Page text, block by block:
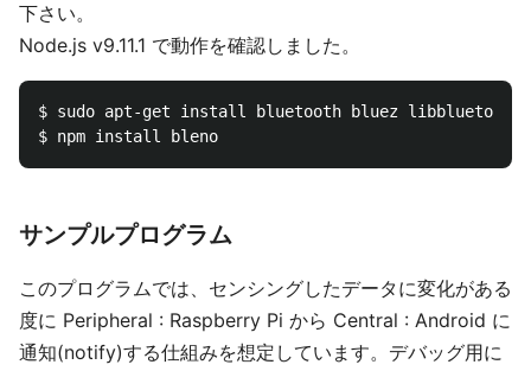
下さい。
Node.js v9.11.1 で動作を確認しました。
$ sudo apt-get install bluetooth bluez libbluetooth-
サンプルプログラム
このプログラムでは、センシングしたデータに変化がある
度に Peripheral : Raspberry Pi から Central : Android に
通知(notify)する仕組みを想定しています。デバッグ用に